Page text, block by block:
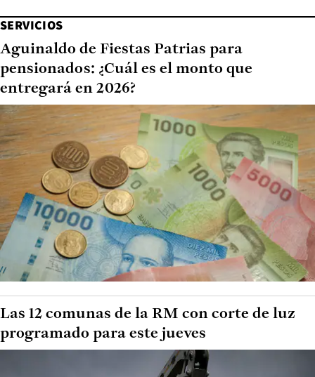
SERVICIOS
Aguinaldo de Fiestas Patrias para
pensionados: ¿Cuál es el monto que
entregará en 2026?
Las 12 comunas de la RM con corte de luz
programado para este jueves